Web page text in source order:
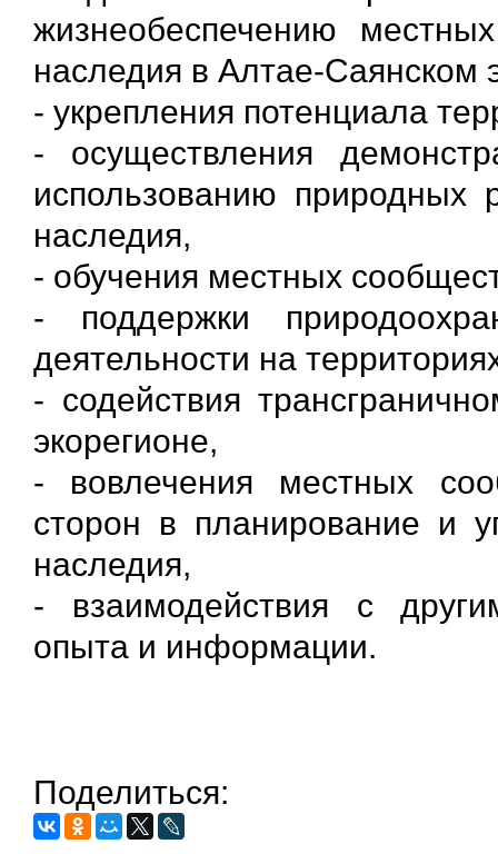
жизнеобеспечению
наследия в Алтае-Саянском
- укрепления потенциала
- осуществления
использованию природных
наследия,
- обучения местных
- поддержки
деятельности на
- содействия
экорегионе,
- вовлечения местных
сторон в планирование и
наследия,
- взаимодействия с
опыта и информации.
Поделиться: